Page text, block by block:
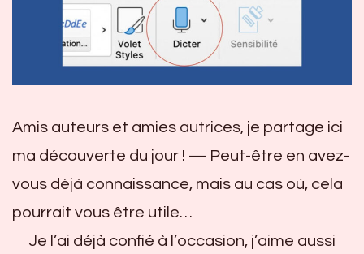
Amis auteurs et amies autrices, je partage ici
ma découverte du jour ! — Peut-être en avez-
vous déjà connaissance, mais au cas où, cela
pourrait vous être utile…
Je l’ai déjà confié à l’occasion, j’aime aussi